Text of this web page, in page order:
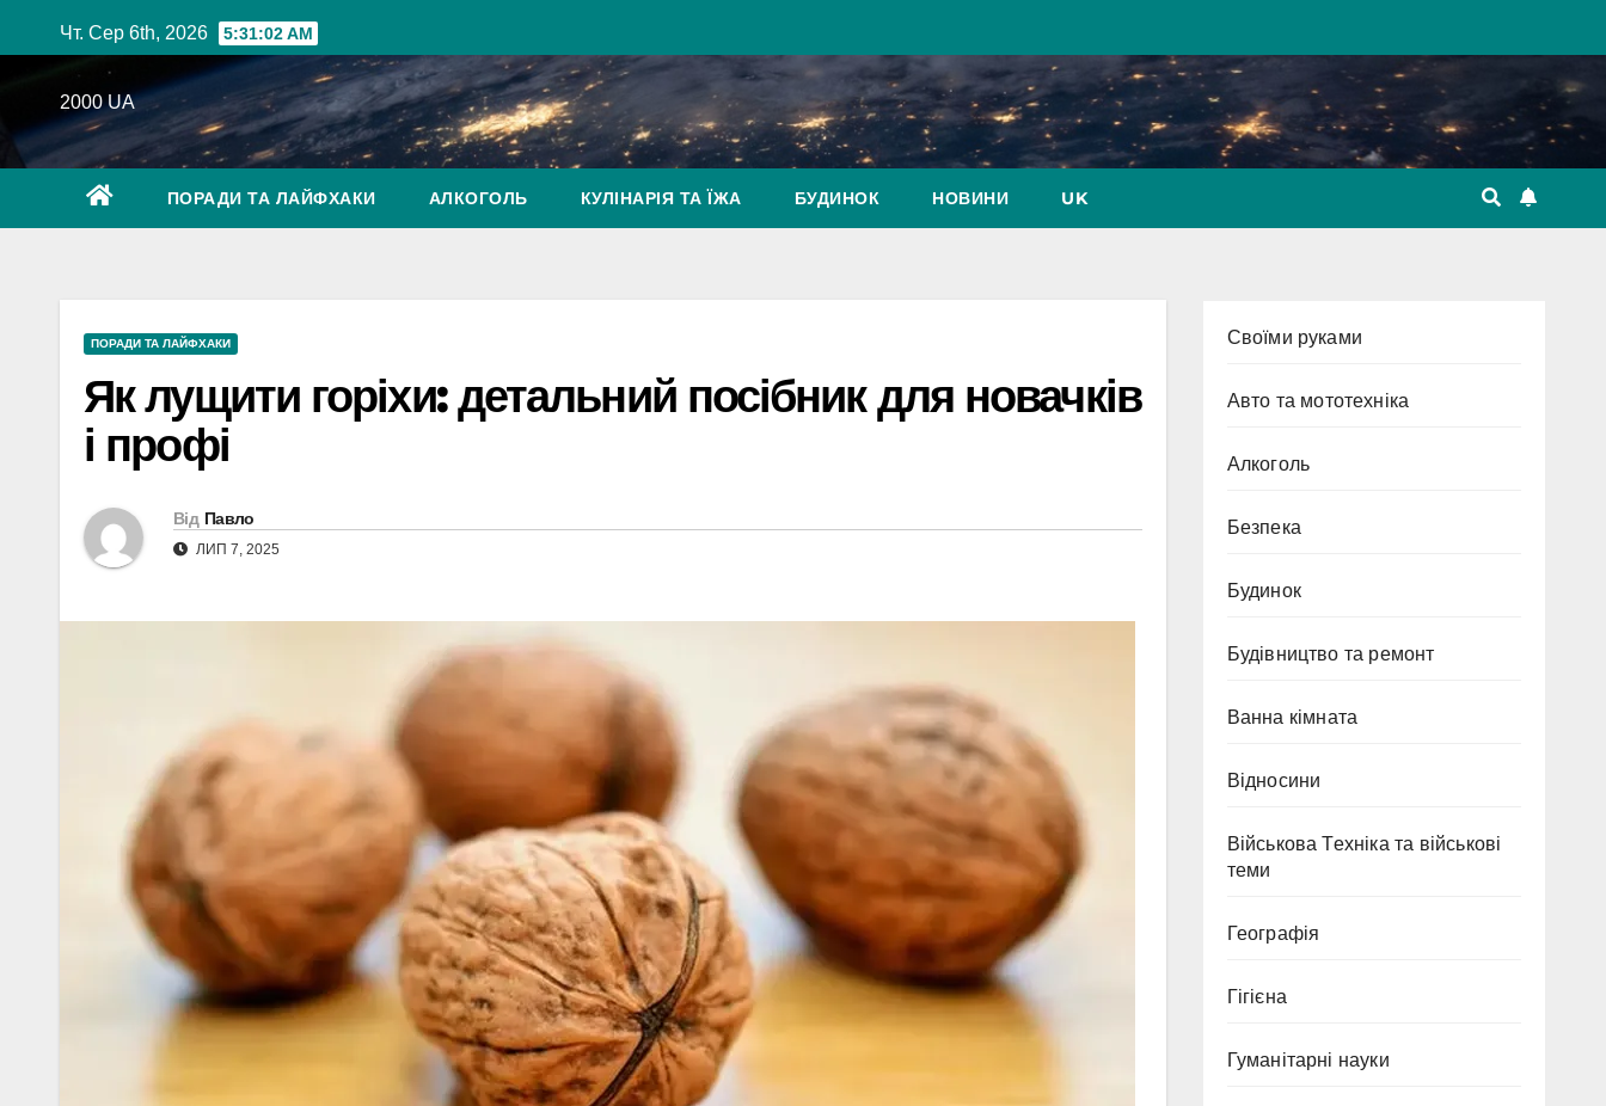
до
Чт. Сер 6th, 2026 5:31:03 AM
2000 UA
ПОРАДИ ТА ЛАЙФХАКИ АЛКОГОЛЬ КУЛІНАРІЯ ТА ЇЖА БУДИНОК НОВИНИ UK
ПОРАДИ ТА ЛАЙФХАКИ
Як лущити горіхи: детальний посібник для новачків
і профі
Від Павло
ЛИП 7, 2025
Cвоїми руками
Авто та мототехніка
Алкоголь
Безпека
Будинок
Будівництво та ремонт
Ванна кімната
Відносини
Військова Техніка та військові
теми
Географія
Гігієна
Гуманітарні науки